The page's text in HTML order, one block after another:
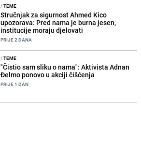
/TEME
Stručnjak za sigurnost Ahmed Kico
upozorava: Pred nama je burna jesen,
institucije moraju djelovati
PRIJE 2 DANA
/TEME
"Čistio sam sliku o nama": Aktivista Adnan
Đelmo ponovo u akciji čišćenja
PRIJE 1 DAN